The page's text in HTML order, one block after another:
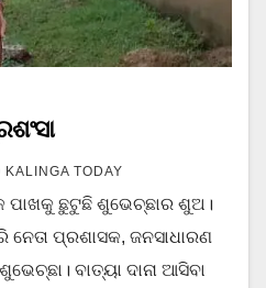
KALINGA TODAY
ପାଖକୁ ଛୁଟୁଛି ଶୁଭେଚ୍ଛାର ଶୁଅ।
ପ୍ରଶାସକ, ଜନସାଧାରଣ
ବାତ୍ୟା ଦାନା ଆସିବା